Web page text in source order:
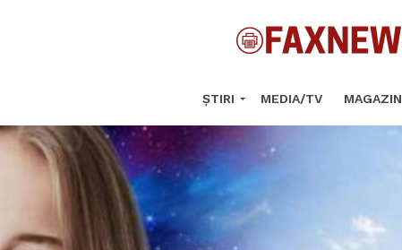
ȘTIRI MEDIA/TV MAGAZIN